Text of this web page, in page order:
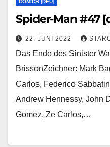
COMICS [DEU]
Spider-Man #47
22. JUNI 2022
Das Ende des Sinister
BrissonZeichner: Mark
Carlos, Federico
Andrew Hennessy, John
Gomez, Ze Carlos,…